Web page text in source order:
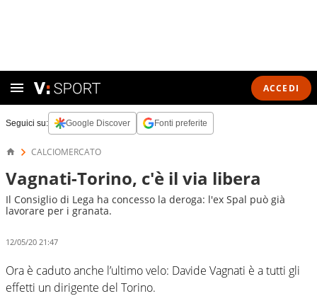
ACCEDI
Seguici su: Google Discover Fonti preferite
CALCIOMERCATO
Vagnati-Torino, c'è il via libera
Il Consiglio di Lega ha concesso la deroga: l'ex Spal può già
lavorare per i granata.
12/05/20 21:47
Ora è caduto anche l’ultimo velo: Davide Vagnati è a tutti gli
effetti un dirigente del Torino.